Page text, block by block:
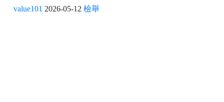
value101 2026-05-12 檢舉